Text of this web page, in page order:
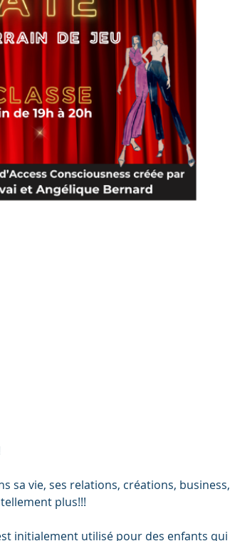
sa vie, ses relations, créations, business,
plus!!!
initialement utilisé pour des enfants qui